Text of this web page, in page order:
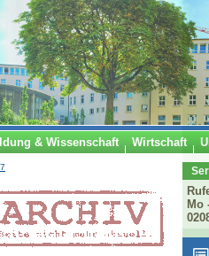
& Wissenschaft Wirtschaft
Mo